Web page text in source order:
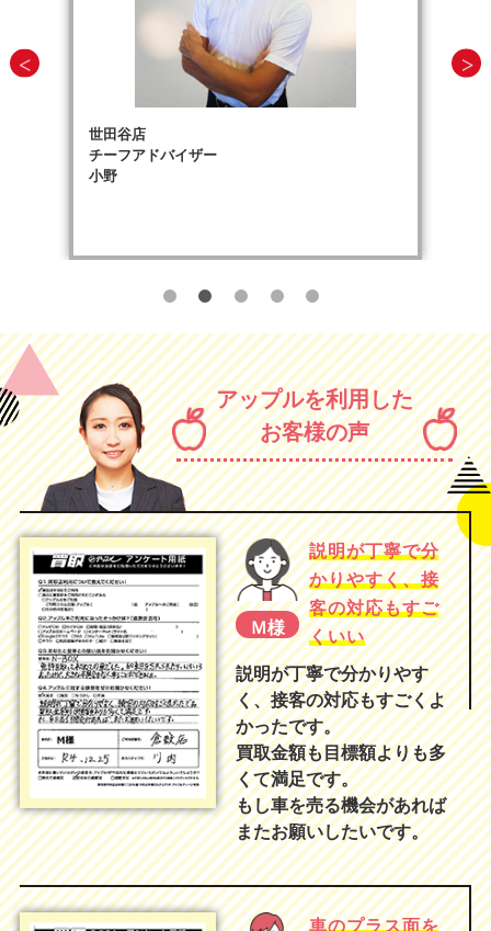
世田谷店
チーフアドバイザー
小野
アップルを利用した
お客様の声
Ｍ様
説明が丁寧で分
かりやすく、接
客の対応もすご
くいい
説明が丁寧で分かりやす
く、接客の対応もすごくよ
かったです。
買取金額も目標額よりも多
くて満足です。
もし車を売る機会があれば
またお願いしたいです。
車のプラス面を